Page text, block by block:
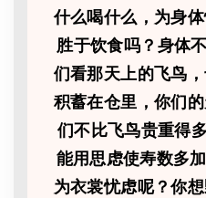
什么喝什么，为身
胜于饮食吗？身体
们看那天上的飞鸟
积蓄在仓里，你们
们不比飞鸟贵重得
能用思虑使寿数多
为衣裳忧虑呢？你